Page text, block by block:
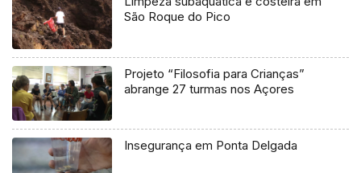
São Roque do Pico
Projeto “Filosofia para Crianças”
abrange 27 turmas nos Açores
Insegurança em Ponta Delgada